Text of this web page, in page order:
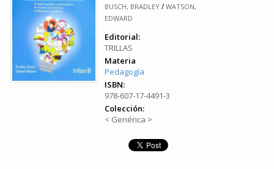
BUSCH, BRADLEY /WATSON,
EDWARD
Editorial:
TRILLAS
Materia
Pedagogía
ISBN:
978-607-17-4491-3
Colección:
< Genérica >